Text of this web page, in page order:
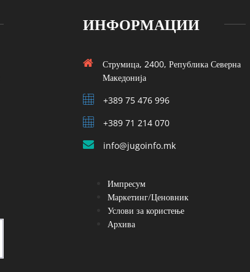
ИНФОРМАЦИИ
Струмица, 2400, Република Северна
Македонија
+389 75 476 996
+389 71 214 070
info@jugoinfo.mk
Импресум
Маркетинг/Ценовник
Услови за користење
Архива